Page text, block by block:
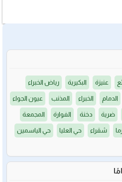
عنيزة البكيرية رياض الخبراء
الدمام الخبراء المذنب عيون الجواء
ضرية دخنة الفوارة المجمعة
شقراء حي العليا حي الياسمين